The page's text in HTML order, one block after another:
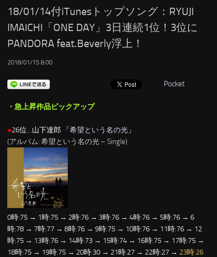
RSS
LINKS
18/01/14付iTunesトップソング：RYUJI
IMAICHI「ONE DAY」3日連続1位！3位に
PANDORA feat.Beverly浮上！
2018/01/15 8:00
Pocket
・急上昇作品ピックアップ
●26位…山下達郎 「希望という名の光 」
(アルバム: 希望という名の光 – Single)
0時:75 → 1時:75 → 2時:76 → 3時:76 → 4時:76 → 5時:76 → 6
時:78 → 7時:77 → 8時:76 → 9時:75 → 10時:76 → 11時:76 → 12
時:75 → 13時:76 → 14時:73 → 15時:74 → 16時:75 → 17時:75 →
18時:75 → 19時:75 → 20時:30 → 21時:27 → 22時:27 → 23時:26